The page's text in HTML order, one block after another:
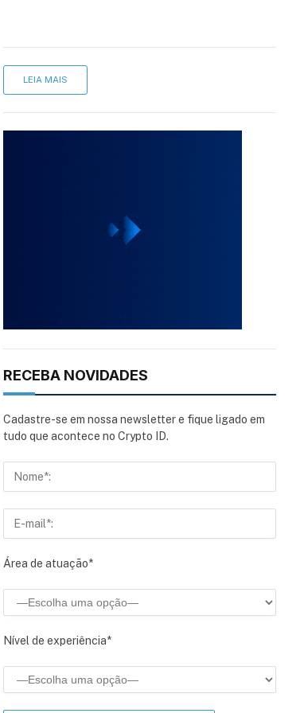
LEIA MAIS
RECEBA NOVIDADES
Cadastre-se em nossa newsletter e fique ligado em
tudo que acontece no Crypto ID.
Área de atuação*
Nível de experiência*